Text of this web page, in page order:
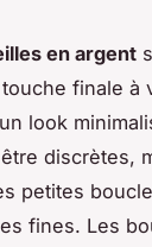
en argent
finale à
look
discrètes,
petites
fines. Les